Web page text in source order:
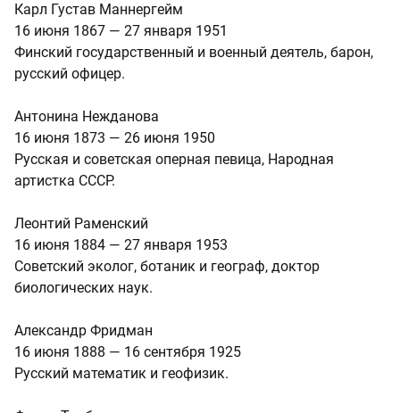
Карл Густав Маннергейм
16 июня 1867 — 27 января 1951
Финский государственный и военный деятель, барон,
русский офицер.
Антонина Нежданова
16 июня 1873 — 26 июня 1950
Русская и советская оперная певица, Народная
артистка СССР.
Леонтий Раменский
16 июня 1884 — 27 января 1953
Советский эколог, ботаник и географ, доктор
биологических наук.
Александр Фридман
16 июня 1888 — 16 сентября 1925
Русский математик и геофизик.